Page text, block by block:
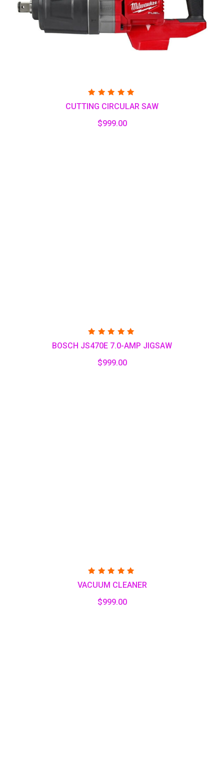
con
de 5
CUTTING CIRCULAR SAW
$999.00
con
de 5
BOSCH JS470E 7.0-AMP JIGSAW
$999.00
con
de 5
VACUUM CLEANER
$999.00